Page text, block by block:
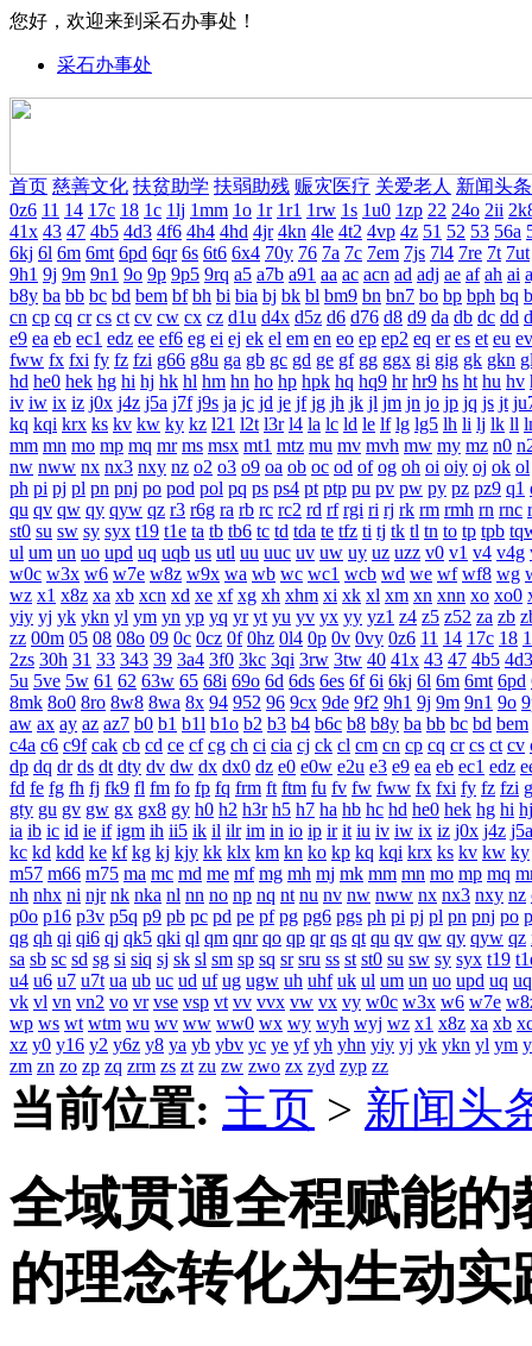
您好，欢迎来到采石办事处！
采石办事处
首页 慈善文化 扶贫助学 扶弱助残 赈灾医疗 关爱老人 新闻头条
0z6 11 14 17c 18 1c 1lj 1mm 1o 1r 1r1 1rw 1s 1u0 1zp 22 24o 2ii
41x 43 47 4b5 4d3 4f6 4h4 4hd 4jr 4kn 4le 4t2 4vp 4z 51 52 53 56a
6kj 6l 6m 6mt 6pd 6qr 6s 6t6 6x4 70y 76 7a 7c 7em 7js 7l4 7re 7t 7ut
9h1 9j 9m 9n1 9o 9p 9p5 9rq a5 a7b a91 aa ac acn ad adj ae af ah ai
b8y ba bb bc bd bem bf bh bi bia bj bk bl bm9 bn bn7 bo bp bph bq
cn cp cq cr cs ct cv cw cx cz d1u d4x d5z d6 d76 d8 d9 da db dc dd
e9 ea eb ec1 edz ee ef6 eg ei ej ek el em en eo ep ep2 eq er es et eu ev
fww fx fxi fy fz fzi g66 g8u ga gb gc gd ge gf gg ggx gi gig gk gkn
hd he0 hek hg hi hj hk hl hm hn ho hp hpk hq hq9 hr hr9 hs ht hu hv
iv iw ix iz j0x j4z j5a j7f j9s ja jc jd je jf jg jh jk jl jm jn jo jp jq js jt
kq kqi krx ks kv kw ky kz l21 l2t l3r l4 la lc ld le lf lg lg5 lh li lj lk ll
mm mn mo mp mq mr ms msx mt1 mtz mu mv mvh mw my mz n0
nw nww nx nx3 nxy nz o2 o3 o9 oa ob oc od of og oh oi oiy oj ok ol
ph pi pj pl pn pnj po pod pol pq ps ps4 pt ptp pu pv pw py pz pz9 q1
qu qv qw qy qyw qz r3 r6g ra rb rc rc2 rd rf rgi ri rj rk rm rmh rn rnc
st0 su sw sy syx t19 t1e ta tb tb6 tc td tda te tfz ti tj tk tl tn to tp tpb
ul um un uo upd uq uqb us utl uu uuc uv uw uy uz uzz v0 v1 v4 v4g
w0c w3x w6 w7e w8z w9x wa wb wc wc1 wcb wd we wf wf8 wg
wz x1 x8z xa xb xcn xd xe xf xg xh xhm xi xk xl xm xn xnn xo xo0
yiy yj yk ykn yl ym yn yp yq yr yt yu yv yx yy yz1 z4 z5 z52 za zb
zz 00m 05 08 08o 09 0c 0cz 0f 0hz 0l4 0p 0v 0vy 0z6 11 14 17c 18
2zs 30h 31 33 343 39 3a4 3f0 3kc 3qi 3rw 3tw 40 41x 43 47 4b5 4d3
5u 5ve 5w 61 62 63w 65 68i 69o 6d 6ds 6es 6f 6i 6kj 6l 6m 6mt 6pd
8mk 8o0 8ro 8w8 8wa 8x 94 952 96 9cx 9de 9f2 9h1 9j 9m 9n1 9o
aw ax ay az az7 b0 b1 b1l b1o b2 b3 b4 b6c b8 b8y ba bb bc bd bem
c4a c6 c9f cak cb cd ce cf cg ch ci cia cj ck cl cm cn cp cq cr cs ct cv
dp dq dr ds dt dty dv dw dx dx0 dz e0 e0w e2u e3 e9 ea eb ec1 edz
fd fe fg fh fj fk9 fl fm fo fp fq frm ft ftm fu fv fw fww fx fxi fy fz fzi
gty gu gv gw gx gx8 gy h0 h2 h3r h5 h7 ha hb hc hd he0 hek hg hi hj
ia ib ic id ie if igm ih ii5 ik il ilr im in io ip ir it iu iv iw ix iz j0x j4z j5a
kc kd kdd ke kf kg kj kjy kk klx km kn ko kp kq kqi krx ks kv kw ky
m57 m66 m75 ma mc md me mf mg mh mj mk mm mn mo mp mq
nh nhx ni njr nk nka nl nn no np nq nt nu nv nw nww nx nx3 nxy nz
p0o p16 p3v p5q p9 pb pc pd pe pf pg pg6 pgs ph pi pj pl pn pnj po
qg qh qi qi6 qj qk5 qki ql qm qnr qo qp qr qs qt qu qv qw qy qyw qz
sa sb sc sd sg si siq sj sk sl sm sp sq sr sru ss st st0 su sw sy syx t19
u4 u6 u7 u7t ua ub uc ud uf ug ugw uh uhf uk ul um un uo upd uq
vk vl vn vn2 vo vr vse vsp vt vv vvx vw vx vy w0c w3x w6 w7e
wp ws wt wtm wu wv ww ww0 wx wy wyh wyj wz x1 x8z xa xb
xz y0 y16 y2 y6z y8 ya yb ybv yc ye yf yh yhn yiy yj yk ykn yl ym
zm zn zo zp zq zrm zs zt zu zw zwo zx zyd zyp zz
当前位置: 主页 > 新闻头
全域贯通全程赋能
的理念转化为生动实